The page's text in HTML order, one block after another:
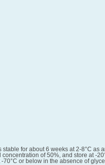
for about 6 weeks at 2-8°C as
of 50%, and store at -
or below in the absence of